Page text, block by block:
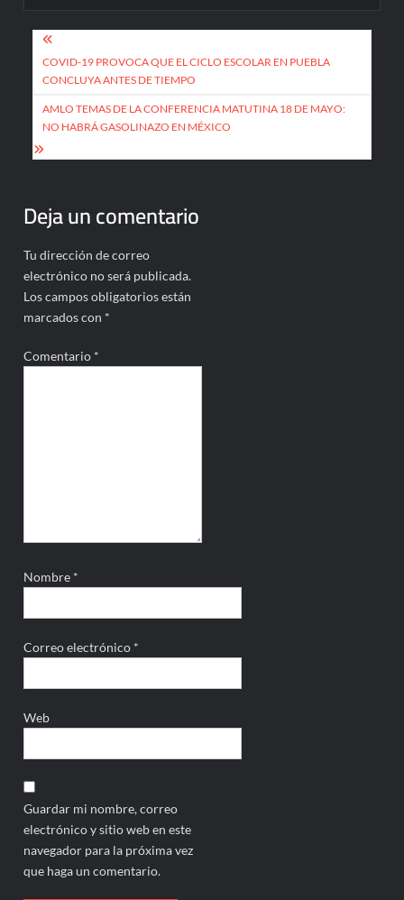
Navegación
de
entradas
COVID-19 PROVOCA QUE EL CICLO ESCOLAR EN PUEBLA
CONCLUYA ANTES DE TIEMPO
AMLO TEMAS DE LA CONFERENCIA MATUTINA 18 DE MAYO:
NO HABRÁ GASOLINAZO EN MÉXICO
Deja un comentario
Tu dirección de correo
electrónico no será publicada.
Los campos obligatorios están
marcados con *
Comentario *
Nombre *
Correo electrónico *
Web
Guardar mi nombre, correo
electrónico y sitio web en este
navegador para la próxima vez
que haga un comentario.